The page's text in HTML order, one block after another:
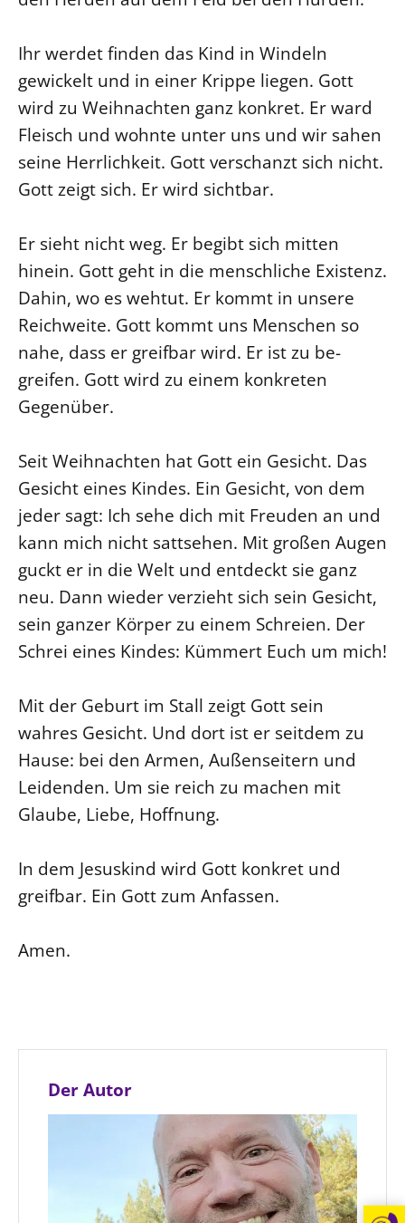
Der Autor
Ihr werdet finden das Kind in Windeln
gewickelt und in einer Krippe liegen. Gott
wird zu Weihnachten ganz konkret. Er ward
Fleisch und wohnte unter uns und wir sahen
seine Herrlichkeit. Gott verschanzt sich nicht.
Gott zeigt sich. Er wird sichtbar.
Er sieht nicht weg. Er begibt sich mitten
hinein. Gott geht in die menschliche Existenz.
Dahin, wo es wehtut. Er kommt in unsere
Reichweite. Gott kommt uns Menschen so
nahe, dass er greifbar wird. Er ist zu be-
greifen. Gott wird zu einem konkreten
Gegenüber.
Seit Weihnachten hat Gott ein Gesicht. Das
Gesicht eines Kindes. Ein Gesicht, von dem
jeder sagt: Ich sehe dich mit Freuden an und
kann mich nicht sattsehen. Mit großen Augen
guckt er in die Welt und entdeckt sie ganz
neu. Dann wieder verzieht sich sein Gesicht,
sein ganzer Körper zu einem Schreien. Der
Schrei eines Kindes: Kümmert Euch um mich!
Mit der Geburt im Stall zeigt Gott sein
wahres Gesicht. Und dort ist er seitdem zu
Hause: bei den Armen, Außenseitern und
Leidenden. Um sie reich zu machen mit
Glaube, Liebe, Hoffnung.
In dem Jesuskind wird Gott konkret und
greifbar. Ein Gott zum Anfassen.
Amen.
Ephoralbüro
Finanzplanung
Fundraising
Corporate Design
Interventionsplan
Jahresgespräche
Kantine Speiseplan
Kirchliches Amtsblatt
Kirchliche Verwaltung
Klimaschutzgesetz
Kunstreferat
NKVK
Personalausschuss
Projektmanagement
Recht
Terminstundenplaner